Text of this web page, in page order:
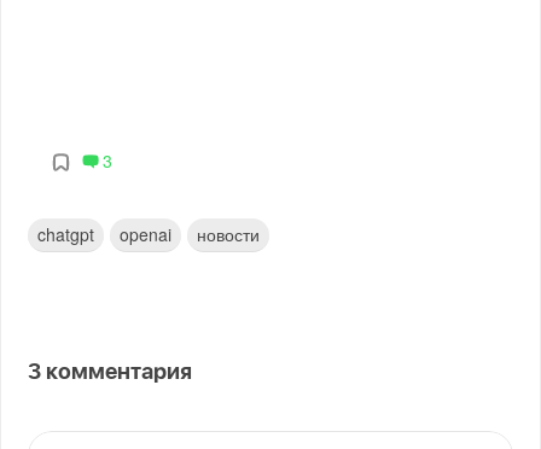
3
chatgpt openai новости
3 комментария